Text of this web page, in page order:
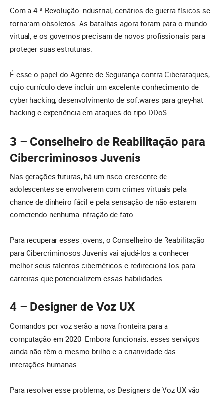
Com a 4.ª Revolução Industrial, cenários de guerra físicos se
tornaram obsoletos. As batalhas agora foram para o mundo
virtual, e os governos precisam de novos profissionais para
proteger suas estruturas.
É esse o papel do Agente de Segurança contra Ciberataques,
cujo currículo deve incluir um excelente conhecimento de
cyber hacking, desenvolvimento de softwares para grey-hat
hacking e experiência em ataques do tipo DDoS.
3 – Conselheiro de Reabilitação para
Cibercriminosos Juvenis
Nas gerações futuras, há um risco crescente de
adolescentes se envolverem com crimes virtuais pela
chance de dinheiro fácil e pela sensação de não estarem
cometendo nenhuma infração de fato.
Para recuperar esses jovens, o Conselheiro de Reabilitação
para Cibercriminosos Juvenis vai ajudá-los a conhecer
melhor seus talentos cibernéticos e redirecioná-los para
carreiras que potencializem essas habilidades.
4 – Designer de Voz UX
Comandos por voz serão a nova fronteira para a
computação em 2020. Embora funcionais, esses serviços
ainda não têm o mesmo brilho e a criatividade das
interações humanas.
Para resolver esse problema, os Designers de Voz UX vão